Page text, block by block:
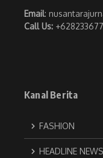
Email:
Call Us:
Kanal Berita
FASHION
HEADLINE NEWS